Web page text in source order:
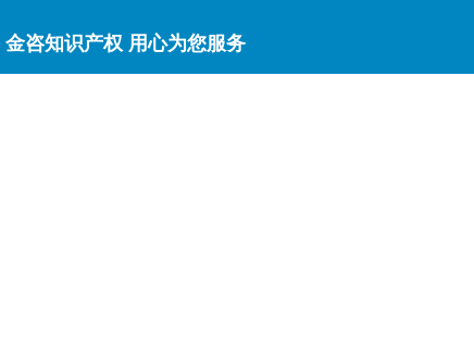
金咨知识产权 用心为您服务